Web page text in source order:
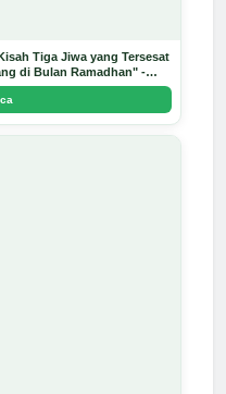
Tiga Jiwa yang Tersesat
di Bulan Ramadhan" -